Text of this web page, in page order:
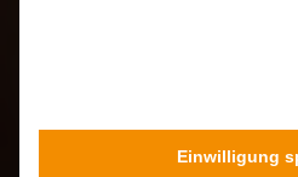
Einwilligung